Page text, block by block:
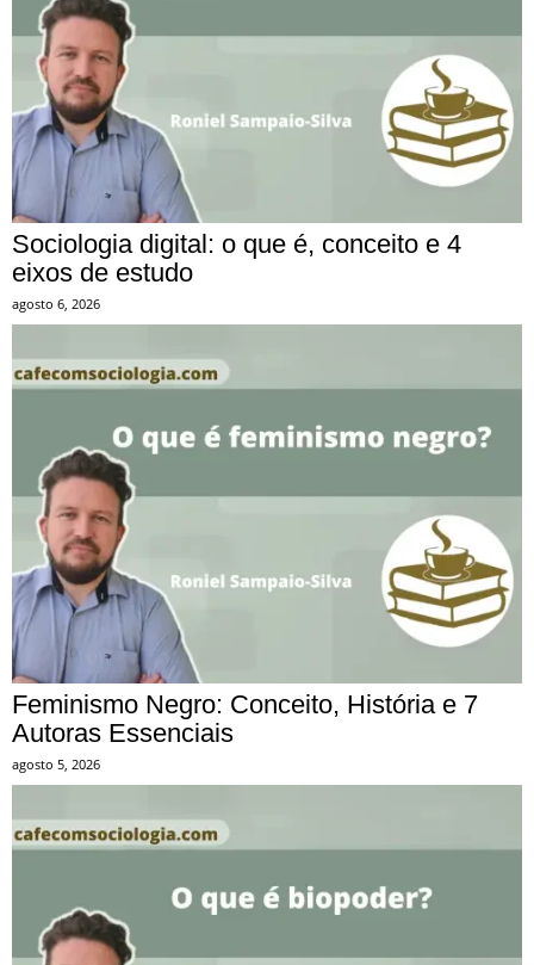
Sociologia digital: o que é, conceito e 4
eixos de estudo
agosto 6, 2026
Feminismo Negro: Conceito, História e 7
Autoras Essenciais
agosto 5, 2026